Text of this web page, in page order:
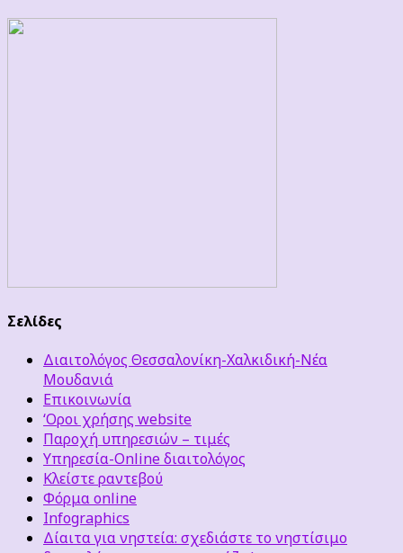
Σελίδες
Διαιτολόγος Θεσσαλονίκη-Χαλκιδική-Νέα
Μουδανιά
Επικοινωνία
‘Οροι χρήσης website
Παροχή υπηρεσιών – τιμές
Υπηρεσία-Online διαιτολόγος
Κλείστε ραντεβού
Φόρμα online
Infographics
Δίαιτα για νηστεία: σχεδιάστε το νηστίσιμο